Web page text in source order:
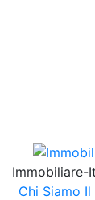
Immobiliare-
Chi Siamo Il